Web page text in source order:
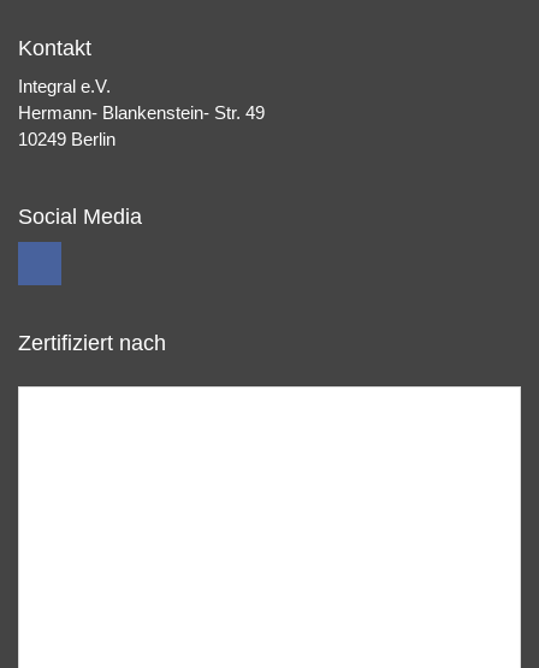
Kontakt
Integral e.V.
Hermann- Blankenstein- Str. 49
10249 Berlin
Social Media
Zertifiziert nach